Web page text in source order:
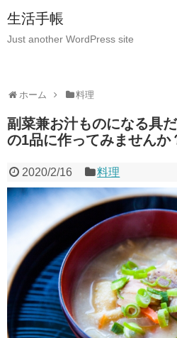
生活手帳
Just another WordPress site
ホーム 料理
副菜兼お汁ものになる具
の1品に作ってみませんか
2020/2/16 料理